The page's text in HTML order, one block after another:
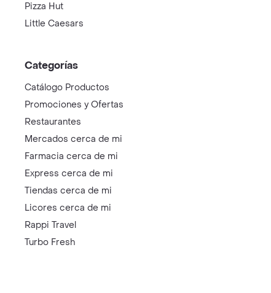
Pizza Hut
Little Caesars
Categorías
Catálogo Productos
Promociones y Ofertas
Restaurantes
Mercados cerca de mi
Farmacia cerca de mi
Express cerca de mi
Tiendas cerca de mi
Licores cerca de mi
Rappi Travel
Turbo Fresh